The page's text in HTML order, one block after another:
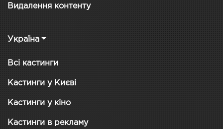
Видалення контенту
Україна
Всі кастинги
Кастинги у Києві
Кастинги у кіно
Кастинги в рекламу